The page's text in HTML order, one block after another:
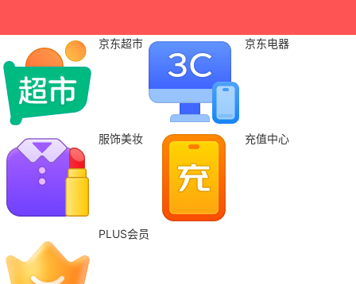
京东超市 京东电器
服饰美妆 充值中心
PLUS会员